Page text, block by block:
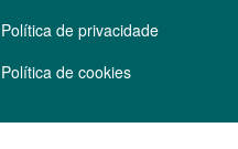
Política de privacidade
Política de cookies